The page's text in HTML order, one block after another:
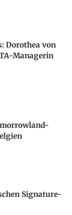
Dorothea von
Managerin
Signature-